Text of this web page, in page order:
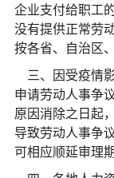
企业支付给职工
没有提供正常劳
按各省、自治区
三、因受疫情
申请劳动人事争
原因消除之日起
导致劳动人事争
可相应顺延审理期